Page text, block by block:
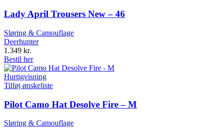
Lady April Trousers New – 46
Sløring & Camouflage
Deerhunter
1.349 kr.
Bestil her
Hurtigvisning
Tilføj ønskeliste
Pilot Camo Hat Desolve Fire – M
Sløring & Camouflage